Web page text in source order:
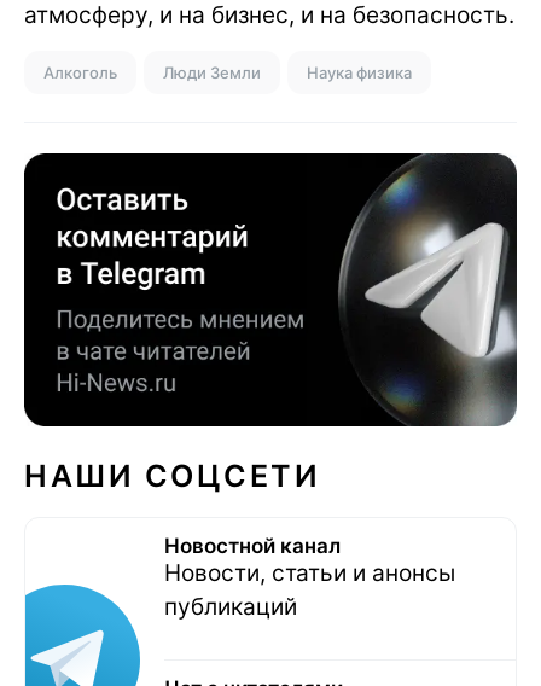
атмосферу, и на бизнес, и на безопасность.
Алкоголь Люди Земли Наука физика
НАШИ СОЦСЕТИ
Новостной канал
Новости, статьи и анонсы
публикаций